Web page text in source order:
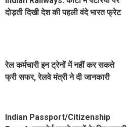
दोड़ती दिखी देश की पहली वंदे भारत फ्रेट
रेल कर्मचारी इन ट्रेनों में नहीं कर सकते
फ्री सफर, रेलवे मंत्री ने दी जानकारी
Indian Passport/Citizenship